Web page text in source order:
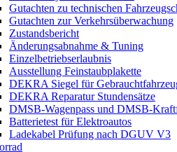
Gutachten zu technischen
Gutachten zur Verkehrsüberwachung
Zustandsbericht
Änderungsabnahme & Tuning
Einzelbetriebserlaubnis
Ausstellung Feinstaubplakette
DEKRA Siegel für
DEKRA Reparatur Stundensätze
DMSB-Wagenpass und DMSB-
Batterietest für Elektroautos
Ladekabel Prüfung nach DGUV V3